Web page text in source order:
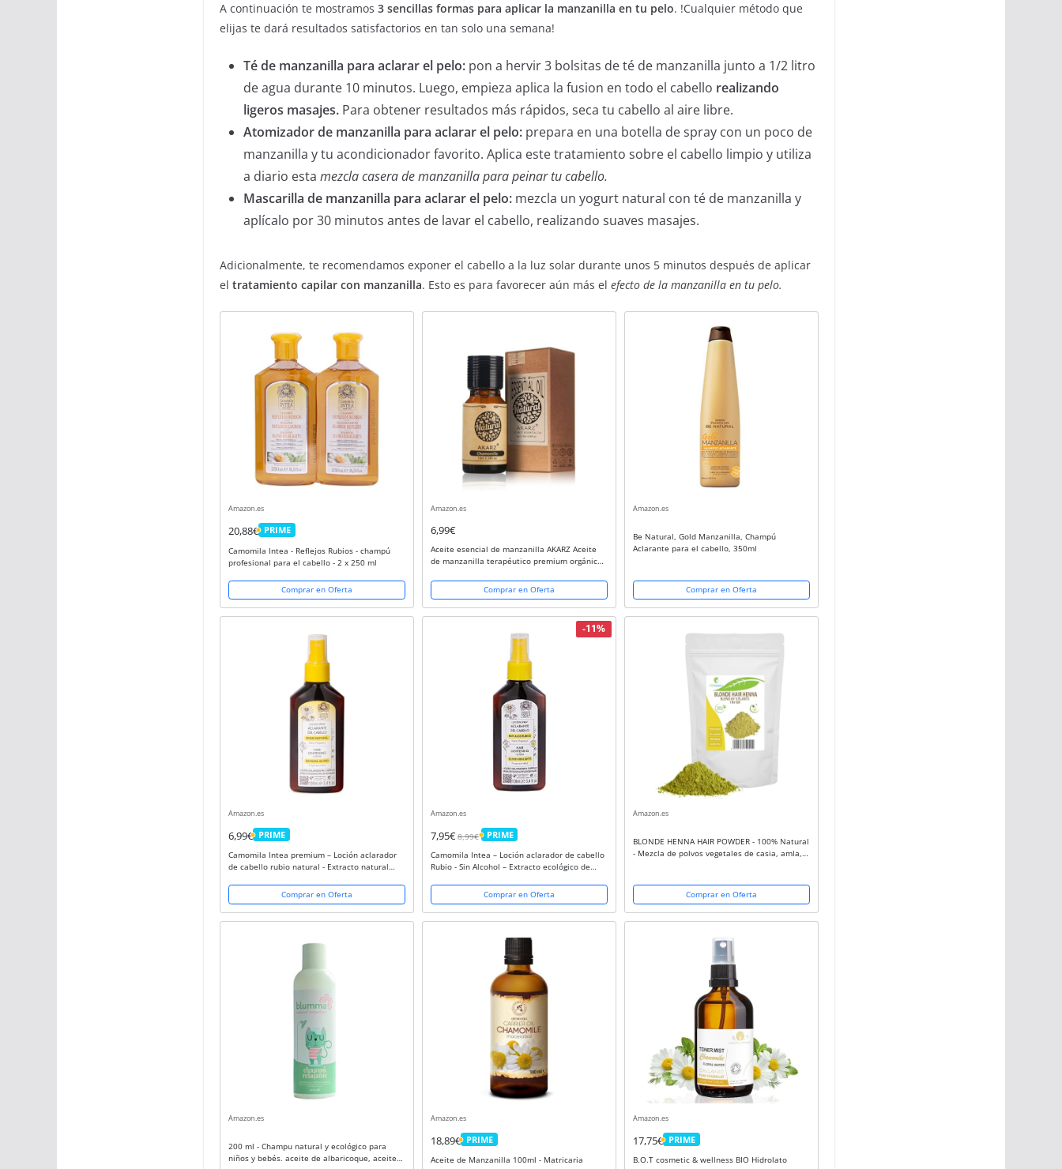
A continuación te mostramos 3 sencillas formas para aplicar la manzanilla en tu pelo. !Cualquier método que
elijas te dará resultados satisfactorios en tan solo una semana!
Té de manzanilla para aclarar el pelo: pon a hervir 3 bolsitas de té de manzanilla junto a 1/2 litro
de agua durante 10 minutos. Luego, empieza aplica la fusion en todo el cabello realizando
ligeros masajes. Para obtener resultados más rápidos, seca tu cabello al aire libre.
Atomizador de manzanilla para aclarar el pelo: prepara en una botella de spray con un poco de
manzanilla y tu acondicionador favorito. Aplica este tratamiento sobre el cabello limpio y utiliza
a diario esta mezcla casera de manzanilla para peinar tu cabello.
Mascarilla de manzanilla para aclarar el pelo: mezcla un yogurt natural con té de manzanilla y
aplícalo por 30 minutos antes de lavar el cabello, realizando suaves masajes.
Adicionalmente, te recomendamos exponer el cabello a la luz solar durante unos 5 minutos después de aplicar
el tratamiento capilar con manzanilla. Esto es para favorecer aún más el efecto de la manzanilla en tu pelo.
Amazon.es
20,88€ PRIME
PRIME
Camomila Intea - Reflejos Rubios - champú
profesional para el cabello - 2 x 250 ml
Comprar en Oferta
Amazon.es
6,99€
Aceite esencial de manzanilla AKARZ Aceite
de manzanilla terapéutico premium orgánico
velas, fabricación de jabón,...
Comprar en Oferta
Amazon.es
Be Natural, Gold Manzanilla, Champú
Aclarante para el cabello, 350ml
Comprar en Oferta
Amazon.es
6,99€ PRIME
PRIME
Camomila Intea premium – Loción aclarador
de cabello rubio natural - Extracto natural
Comprar en Oferta
-11%
Amazon.es
7,95€ 8,99€ PRIME
PRIME
Camomila Intea – Loción aclarador de cabello
Rubio - Sin Alcohol – Extracto ecológico de
Comprar en Oferta
Amazon.es
BLONDE HENNA HAIR POWDER - 100% Natural
- Mezcla de polvos vegetales de casia, amla,
Comprar en Oferta
Amazon.es
200 ml - Champu natural y ecológico para
niños y bebés. aceite de albaricoque, aceite
Amazon.es
18,89€ PRIME
PRIME
Aceite de Manzanilla 100ml - Matricaria
Amazon.es
17,75€ PRIME
PRIME
B.O.T cosmetic & wellness BIO Hidrolato